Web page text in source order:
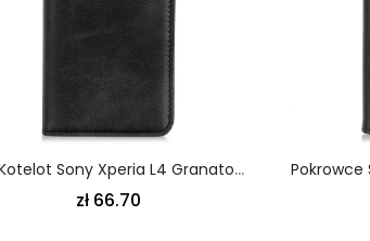
Flip Kotelot Sony Xperia L4 Granatowy Czarny Etui Na Telefon Elegancka Dwoina
zł 66.70